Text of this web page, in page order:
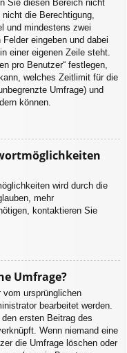
Sie diesen Bereich nicht
die Berechtigung,
und mindestens zwei
eingeben und dabei
einer eigenen Zeile steht.
pro Benutzer“ festlegen,
welches Zeitlimit für die
Umfrage) und
können.
wird durch die
mehr
kontaktieren Sie
Umfrage?
vom ursprünglichen
bearbeitet werden.
ersten Beitrag des
Wenn niemand eine
die Umfrage löschen oder